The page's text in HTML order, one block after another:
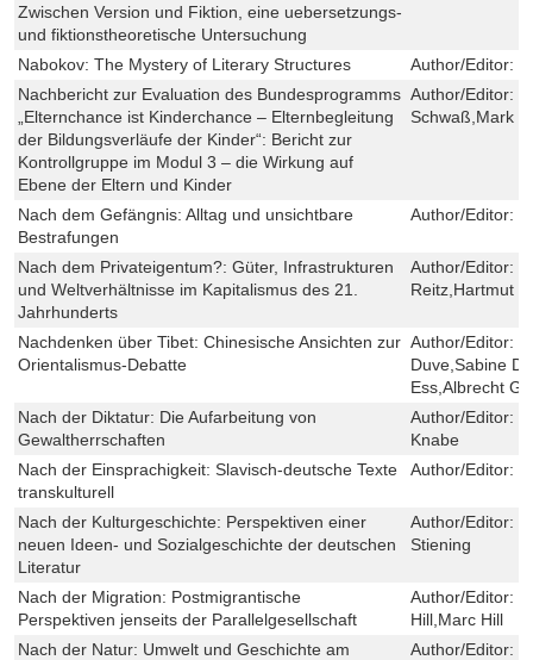
Zwischen Version und Fiktion, eine uebersetzungs-
und fiktionstheoretische Untersuchung
Nabokov: The Mystery of Literary Structures Author/Editor:
Nachbericht zur Evaluation des Bundesprogramms
„Elternchance ist Kinderchance – Elternbegleitung
der Bildungsverläufe der Kinder“: Bericht zur
Kontrollgruppe im Modul 3 – die Wirkung auf
Ebene der Eltern und Kinder
Author/Editor:
Schwaß,Mark
Nach dem Gefängnis: Alltag und unsichtbare
Bestrafungen
Author/Editor:
Nach dem Privateigentum?: Güter, Infrastrukturen
und Weltverhältnisse im Kapitalismus des 21.
Jahrhunderts
Author/Editor:
Reitz,Hartmut
Nachdenken über Tibet: Chinesische Ansichten zur
Orientalismus-Debatte
Author/Editor:
Duve,Sabine
Ess,Albrecht
Nach der Diktatur: Die Aufarbeitung von
Gewaltherrschaften
Author/Editor:
Knabe
Nach der Einsprachigkeit: Slavisch-deutsche Texte
transkulturell
Author/Editor:
Nach der Kulturgeschichte: Perspektiven einer
neuen Ideen- und Sozialgeschichte der deutschen
Literatur
Author/Editor:
Stiening
Nach der Migration: Postmigrantische
Perspektiven jenseits der Parallelgesellschaft
Author/Editor:
Hill,Marc Hill
Nach der Natur: Umwelt und Geschichte am
Author/Editor: